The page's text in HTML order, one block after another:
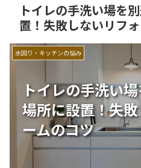
トイレの手洗い場を
置！失敗しないリフ
トイレの手洗い
場所に設置！失
ームのコツ
水回り・キッチンの悩み